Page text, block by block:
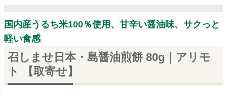
国内産うるち米100％使用、甘辛い醤油味、サクっと
軽い食感
召しませ日本・島醤油煎餅 80g｜アリモ
ト 【取寄せ】